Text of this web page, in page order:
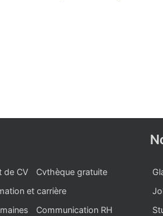
de CV
Cvthèque gratuite
et carrière
Communication RH